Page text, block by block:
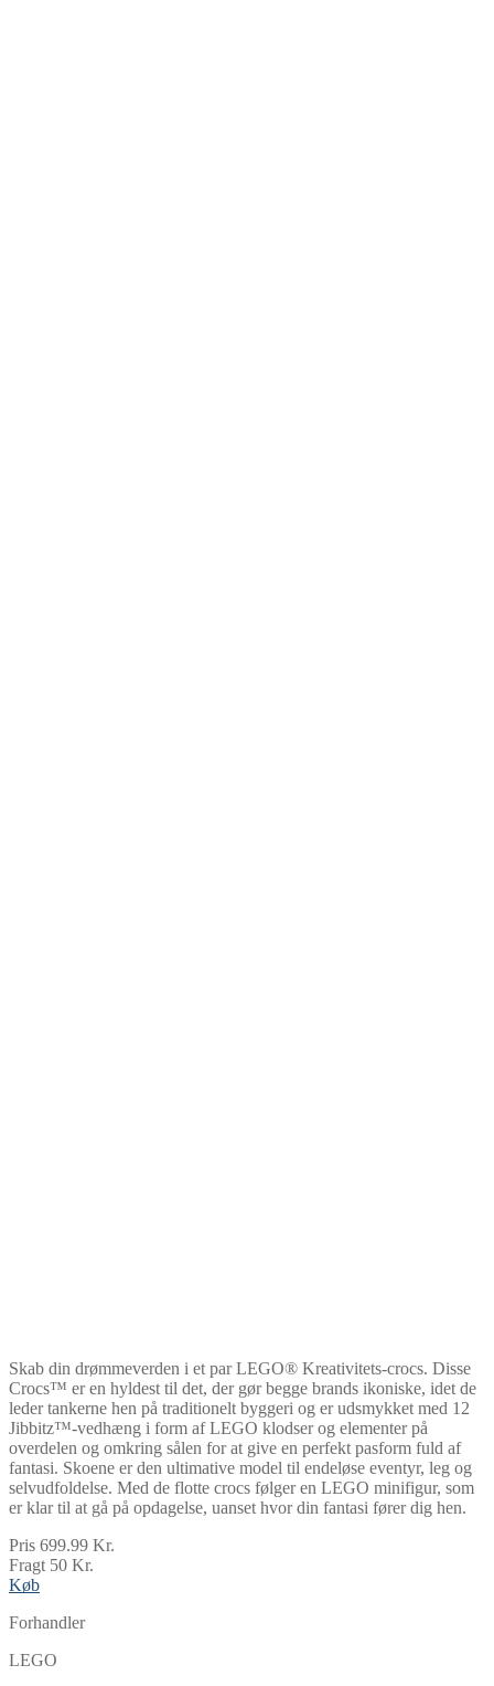
Skab din drømmeverden i et par LEGO® Kreativitets-crocs. Disse
Crocs™ er en hyldest til det, der gør begge brands ikoniske, idet de
leder tankerne hen på traditionelt byggeri og er udsmykket med 12
Jibbitz™-vedhæng i form af LEGO klodser og elementer på
overdelen og omkring sålen for at give en perfekt pasform fuld af
fantasi. Skoene er den ultimative model til endeløse eventyr, leg og
selvudfoldelse. Med de flotte crocs følger en LEGO minifigur, som
er klar til at gå på opdagelse, uanset hvor din fantasi fører dig hen.
Pris 699.99 Kr.
Fragt 50 Kr.
Køb
Forhandler
LEGO